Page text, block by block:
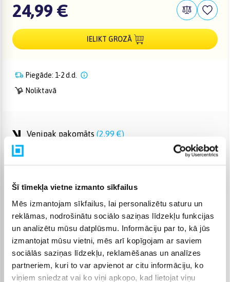
Šī tīmekļa vietne izmanto sīkfailus
Mēs izmantojam sīkfailus, lai personalizētu saturu un
reklāmas, nodrošinātu sociālo saziņas līdzekļu funkcijas
un analizētu mūsu datplūsmu. Informāciju par to, kā jūs
izmantojat mūsu vietni, mēs arī kopīgojam ar saviem
sociālās saziņas līdzekļu, reklamēšanas un analīzes
partneriem, kuri to var apvienot ar citu informāciju, ko
viņiem sniedzat vai ko viņi apkopo, kad lietojat viņu
24,99 €
IELIKT GROZĀ
Piegāde: 1-2 d.d.
Noliktavā
Venipak pakomāts (2,99 €)
Augusts 10d. - Augusts 11d.
Smartposti pakomāts (2,99 €)
Augusts 10d. - Augusts 11d.
DPD pakomāts 4,99 €
Augusts 10d. - Augusts 11d.
DPD kurjers (5,99 €)